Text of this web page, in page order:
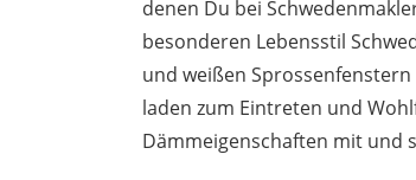
denen Du bei
besonderen Lebensstil
und weißen
laden zum Eintreten und
Dämmeigenschaften mit und